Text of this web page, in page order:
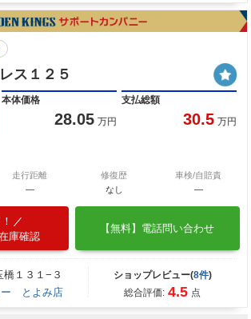
ス１２５
本体価格
28.05 万円
支払総額
30.5 万円
走行距離
―
修復歴
なし
車検/自賠責
―
庫確認
【無料】電話問い合わせ
１３１−３
ー とよみ店
ショップレビュー(8件)
総合評価: 4.5 点